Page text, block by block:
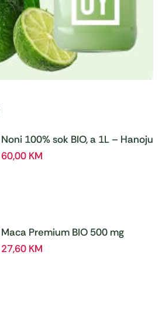
Noni 100% sok BIO, a 1L – Hanoju
60,00 KM
Maca Premium BIO 500 mg
tablete, a180 tbl – Hanoju
27,60 KM